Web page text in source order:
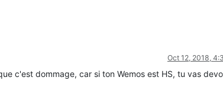
Oct 12, 2018,
c'est dommage, car si ton Wemos est HS, tu vas